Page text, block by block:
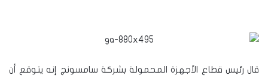
قال رئيس قطاع الأجهزة المحمولة بشركة سامسونج إنه يتوقع أن